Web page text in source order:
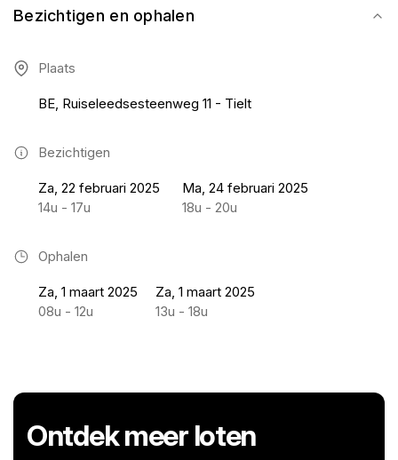
Bezichtigen en ophalen
Plaats
BE, Ruiseleedsesteenweg 11 - Tielt
Bezichtigen
Za, 22 februari 2025
14u - 17u
Ma, 24 februari 2025
18u - 20u
Ophalen
Za, 1 maart 2025
08u - 12u
Za, 1 maart 2025
13u - 18u
Ontdek meer loten